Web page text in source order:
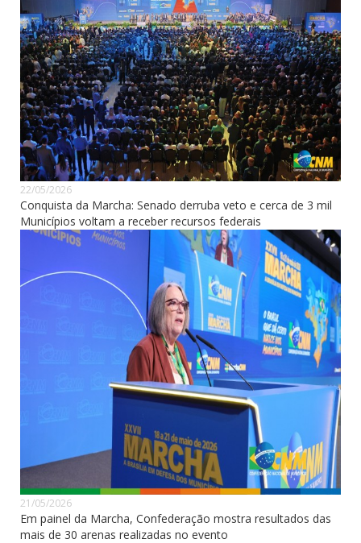
22/05/2026
Conquista da Marcha: Senado derruba veto e cerca de 3 mil
Municípios voltam a receber recursos federais
21/05/2026
Em painel da Marcha, Confederação mostra resultados das
mais de 30 arenas realizadas no evento